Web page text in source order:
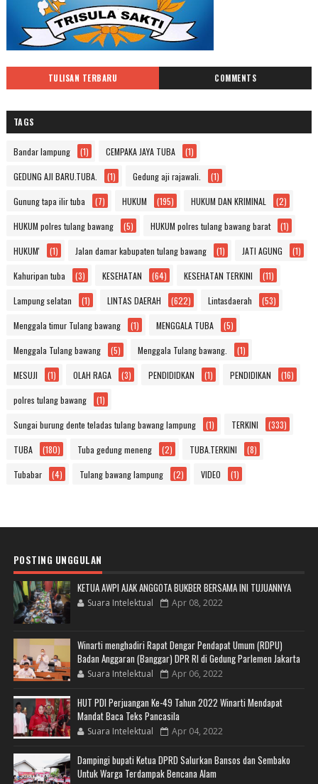
TULISAN TERBARU COMMENTS
TAGS
Bandar lampung (1) CEMPAKA JAYA TUBA (1)
GEDUNG AJI BARU.TUBA. (1) Gedung aji rajawali. (1)
Gunung tapa ilir tuba (7) HUKUM (195) HUKUM DAN KRIMINAL (2)
HUKUM polres tulang bawang (5) HUKUM polres tulang bawang barat (1)
HUKUM' (1) Jalan damar kabupaten tulang bawang (1) JATI AGUNG (1)
Kahuripan tuba (3) KESEHATAN (64) KESEHATAN TERKINI (11)
Lampung selatan (1) LINTAS DAERAH (622) Lintasdaerah (53)
Menggala timur Tulang bawang (1) MENGGALA TUBA (5)
Menggala Tulang bawang (5) Menggala Tulang bawang. (1)
MESUJI (1) OLAH RAGA (3) PENDIDIDKAN (1) PENDIDIKAN (16)
polres tulang bawang (1)
Sungai burung dente teladas tulang bawang lampung (1) TERKINI (333)
TUBA (180) Tuba gedung meneng (2) TUBA.TERKINI (8)
Tubabar (4) Tulang bawang lampung (2) VIDEO (1)
POSTING UNGGULAN
KETUA AWPI AJAK ANGGOTA BUKBER BERSAMA INI TUJUANNYA
Suara Intelektual Apr 08, 2022
Winarti menghadiri Rapat Dengar Pendapat Umum (RDPU)
Badan Anggaran (Banggar) DPR RI di Gedung Parlemen Jakarta
Suara Intelektual Apr 06, 2022
HUT PDI Perjuangan Ke-49 Tahun 2022 Winarti Mendapat
Mandat Baca Teks Pancasila
Suara Intelektual Apr 04, 2022
Dampingi bupati Ketua DPRD Salurkan Bansos dan Sembako
Untuk Warga Terdampak Bencana Alam